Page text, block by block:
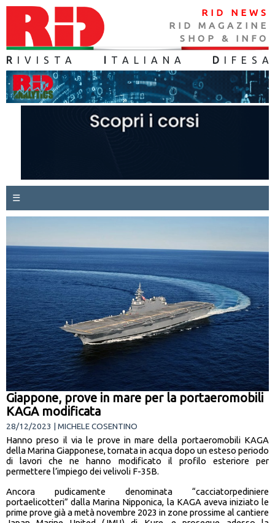
RID NEWS
RID MAGAZINE
SHOP & INFO
R IVISTA TALIANA D IFES A
☰
Giappone, prove in mare per la portaeromobili
KAGA modificata
28/12/2023 | MICHELE COSENTINO
Hanno preso il via le prove in mare della portaeromobili KAGA
della Marina Giapponese, tornata in acqua dopo un esteso periodo
di lavori che ne hanno modificato il profilo esteriore per
permettere l’impiego dei velivoli F-35B.
Ancora pudicamente denominata “cacciatorpediniere
portaelicotteri” dalla Marina Nipponica, la KAGA aveva iniziato le
prime prove già a metà novembre 2023 in zone prossime al cantiere